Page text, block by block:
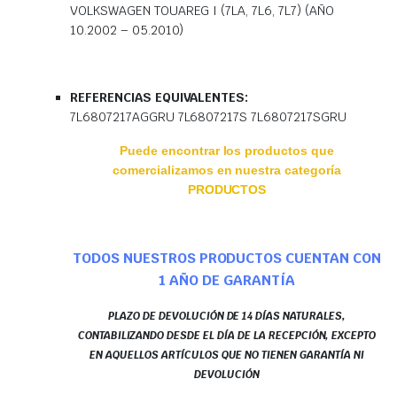
VOLKSWAGEN TOUAREG I (7LA, 7L6, 7L7) (AÑO
10.2002 – 05.2010)
REFERENCIAS EQUIVALENTES:
7L6807217AGGRU 7L6807217S 7L6807217SGRU
Puede encontrar los productos que
comercializamos en nuestra categoría
PRODUCTOS
TODOS NUESTROS PRODUCTOS CUENTAN CON
1 AÑO DE GARANTÍA
PLAZO DE DEVOLUCIÓN DE 14 DÍAS NATURALES,
CONTABILIZANDO DESDE EL DÍA DE LA RECEPCIÓN, EXCEPTO
EN AQUELLOS ARTÍCULOS QUE NO TIENEN GARANTÍA NI
DEVOLUCIÓN